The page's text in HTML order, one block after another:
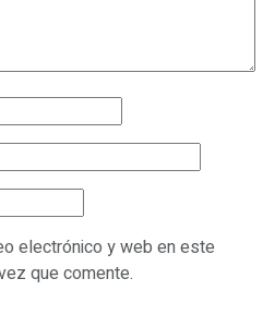
electrónico y web en este
que comente.